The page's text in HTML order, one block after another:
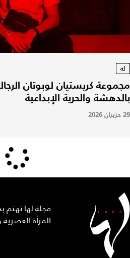
له
مجموعة كريستيان لوبوتان
بالدهشة والحرية الإبداعية
29 حزيران 2026
مجلة لها تهتم
المرأة